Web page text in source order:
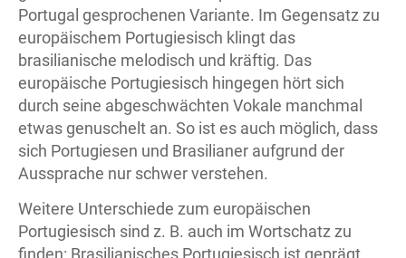
Portugal gesprochenen Variante. Im Gegensatz zu
europäischem Portugiesisch klingt das
brasilianische melodisch und kräftig. Das
europäische Portugiesisch hingegen hört sich
durch seine abgeschwächten Vokale manchmal
etwas genuschelt an. So ist es auch möglich, dass
sich Portugiesen und Brasilianer aufgrund der
Aussprache nur schwer verstehen.
Weitere Unterschiede zum europäischen
Portugiesisch sind z. B. auch im Wortschatz zu
finden: Brasilianisches Portugiesisch ist geprägt